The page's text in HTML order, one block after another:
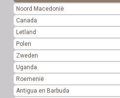
Noord Macedonië
Canada
Letland
Polen
Zweden
Uganda
Roemenië
Antigua en Barbuda